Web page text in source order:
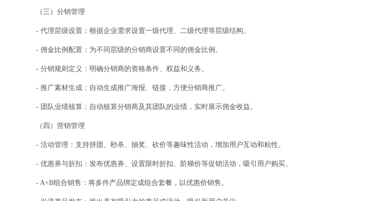
（三）分销管理
- 代理层级设置：根据企业需求设置一级代理、二级代理等层级结构。
- 佣金比例配置：为不同层级的分销商设置不同的佣金比例。
- 分销规则定义：明确分销商的资格条件、权益和义务。
- 推广素材生成：自动生成推广海报、链接，方便分销商推广。
- 团队业绩核算：自动核算分销商及其团队的业绩，实时展示佣金收益。
（四）营销管理
- 活动管理：支持拼团、秒杀、抽奖、砍价等趣味性活动，增加用户互动和粘性。
- 优惠券与折扣：发布优惠券、设置限时折扣、阶梯价等促销活动，吸引用户购买。
- A+B组合销售：将多件产品绑定成组合套餐，以优惠价销售。